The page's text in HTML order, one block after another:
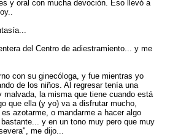
y oral con mucha devoción. Eso llevó a
del Centro de adiestramiento... y me
con su ginecóloga, y fue mientras yo
de los niños. Al regresar tenía una
malvada, la misma que tiene cuando está
que ella (y yo) va a disfrutar mucho,
azotarme, o mandarme a hacer algo
y en un tono muy pero que muy
me dijo...